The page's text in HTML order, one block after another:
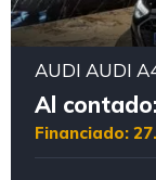
AUDI AUDI
Al
Financiado: